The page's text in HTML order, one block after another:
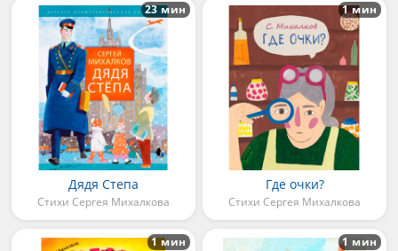
Дядя Степа
Стихи Сергея Михалкова
23 мин
Где очки?
Стихи Сергея Михалкова
1 мин
1 мин 1 мин